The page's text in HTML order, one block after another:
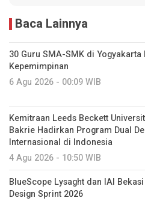
Baca Lainnya
30 Guru SMA-SMK di Yogyakarta
Kepemimpinan
6 Agu 2026 - 00:09 WIB
Kemitraan Leeds Beckett
Bakrie Hadirkan Program Dual
Internasional di Indonesia
4 Agu 2026 - 10:50 WIB
BlueScope Lysaght dan IAI
Design Sprint 2026